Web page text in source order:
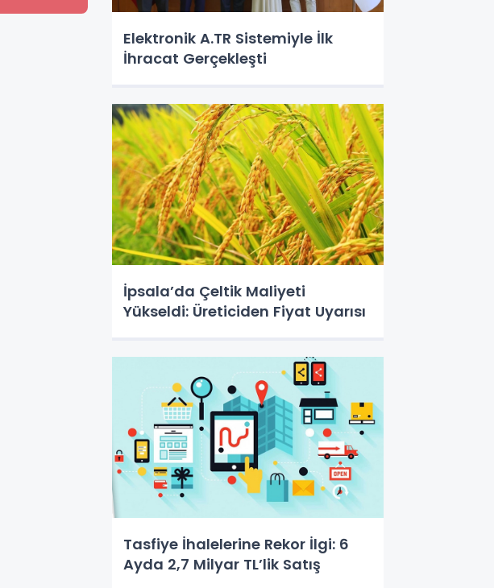
Elektronik A.TR Sistemiyle İlk
İhracat Gerçekleşti
İpsala’da Çeltik Maliyeti
Yükseldi: Üreticiden Fiyat Uyarısı
Tasfiye İhalelerine Rekor İlgi: 6
Ayda 2,7 Milyar TL’lik Satış